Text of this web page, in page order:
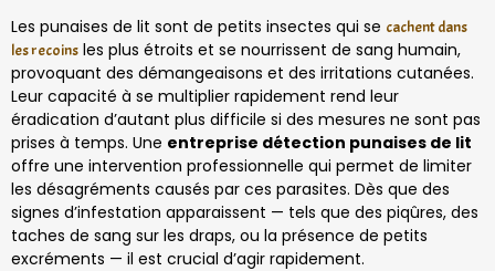
Les punaises de lit sont de petits insectes qui se cachent dans
les recoins les plus étroits et se nourrissent de sang humain,
provoquant des démangeaisons et des irritations cutanées.
Leur capacité à se multiplier rapidement rend leur
éradication d’autant plus difficile si des mesures ne sont pas
prises à temps. Une entreprise détection punaises de lit
offre une intervention professionnelle qui permet de limiter
les désagréments causés par ces parasites. Dès que des
signes d’infestation apparaissent — tels que des piqûres, des
taches de sang sur les draps, ou la présence de petits
excréments — il est crucial d’agir rapidement.